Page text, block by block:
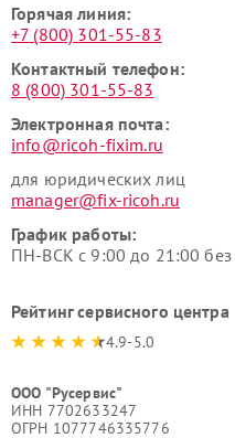
Горячая линия:
+7 (800) 301-55-83
Контактный телефон:
8 (800) 301-55-83
Электронная почта:
info@ricoh-fixim.ru
для юридических лиц
manager@fix-ricoh.ru
График работы:
ПН-ВСК с 9:00 до 21:00
Рейтинг сервисного центра
4.9-5.0
ООО "Русервис"
ИНН 7702633247
ОГРН 1077746335776